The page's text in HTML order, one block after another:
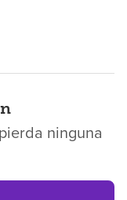
ninguna